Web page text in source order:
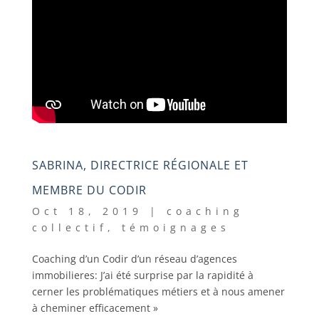
SABRINA, DIRECTRICE RÉGIONALE ET
MEMBRE DU CODIR
Oct 18, 2019 | coaching
collectif , témoignages
Coaching d’un Codir d’un réseau d’agences
immobilieres: J’ai été surprise par la rapidité à
cerner les problématiques métiers et à nous amener
à cheminer efficacement »